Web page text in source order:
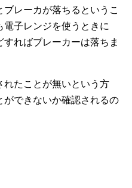
レーカが落ちるというこ
電子レンジを使うときに
ればブレーカーは落ちま
れたことが無いという方
ができないか確認されるの